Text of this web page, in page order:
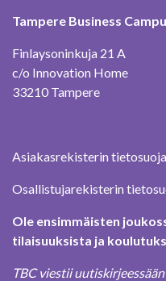
Tampere Business
Finlaysoninkuja 21 A
c/o Innovation Home
33210 Tampere
Asiakasrekisterin
Osallistujarekisterin
Ole ensimmäisten
tilaisuuksista ja
TBC viestii